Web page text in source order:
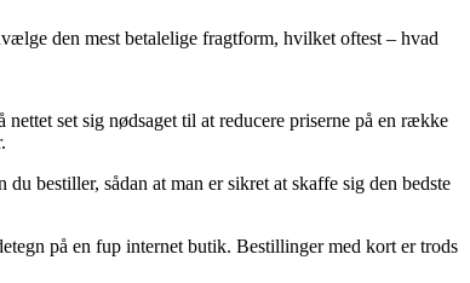
den mest betalelige fragtform, hvilket oftest – hvad
set sig nødsaget til at reducere priserne på en række
bestiller, sådan at man er sikret at skaffe sig den bedste
på en fup internet butik. Bestillinger med kort er trods